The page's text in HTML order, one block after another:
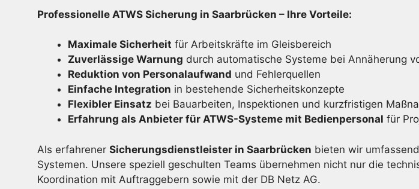
Professionelle ATWS Sicherung in Saarbrücken – Ihre Vorteile:
Maximale Sicherheit für Arbeitskräfte im Gleisbereich
Zuverlässige Warnung durch automatische Systeme bei Annäherung
Reduktion von Personalaufwand und Fehlerquellen
Einfache Integration in bestehende Sicherheitskonzepte
Flexibler Einsatz bei Bauarbeiten, Inspektionen und kurzfristigen
Erfahrung als Anbieter für ATWS-Systeme mit Bedienpersonal für
Als erfahrener Sicherungsdienstleister in Saarbrücken bieten wir
Systemen. Unsere speziell geschulten Teams übernehmen nicht nur die
Koordination mit Auftraggebern sowie mit der DB Netz AG.